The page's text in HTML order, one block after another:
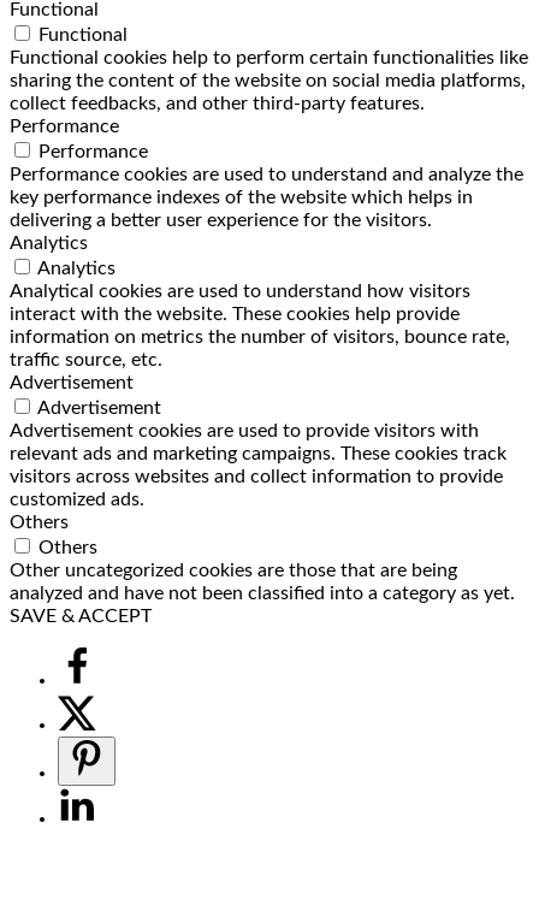
Functional
Functional
Functional cookies help to perform certain functionalities like
sharing the content of the website on social media platforms,
collect feedbacks, and other third-party features.
Performance
Performance
Performance cookies are used to understand and analyze the
key performance indexes of the website which helps in
delivering a better user experience for the visitors.
Analytics
Analytics
Analytical cookies are used to understand how visitors
interact with the website. These cookies help provide
information on metrics the number of visitors, bounce rate,
traffic source, etc.
Advertisement
Advertisement
Advertisement cookies are used to provide visitors with
relevant ads and marketing campaigns. These cookies track
visitors across websites and collect information to provide
customized ads.
Others
Others
Other uncategorized cookies are those that are being
analyzed and have not been classified into a category as yet.
SAVE & ACCEPT